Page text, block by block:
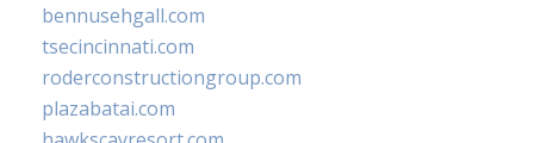
bennusehgall.com
tsecincinnati.com
roderconstructiongroup.com
plazabatai.com